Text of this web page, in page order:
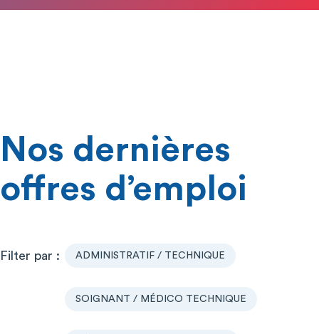
Nos dernières
offres d’emploi
ADMINISTRATIF / TECHNIQUE
SOIGNANT / MÉDICO TECHNIQUE